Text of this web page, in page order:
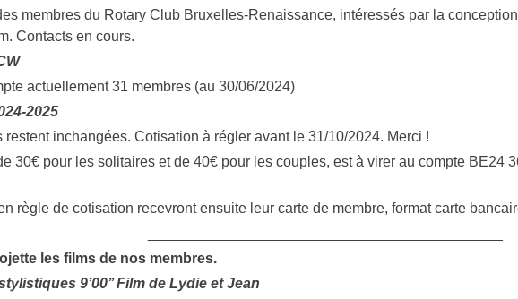
membres du Rotary Club Bruxelles-Renaissance, intéressés par la
Contacts en cours.
actuellement 31 membres (au 30/06/2024)
2025
restent inchangées. Cotisation à régler avant le 31/10/2024. Merci !
30€ pour les solitaires et de 40€ pour les couples, est à virer au compte BE24
règle de cotisation recevront ensuite leur carte de membre, format carte
les films de nos membres.
9’00’’ Film de Lydie et Jean